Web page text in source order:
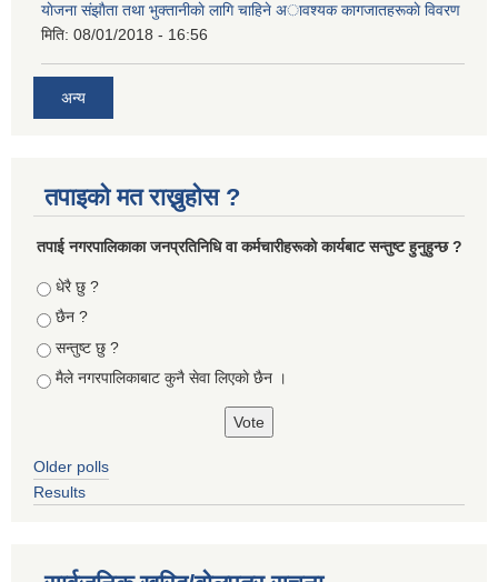
याेजना संझाैता तथा भुक्तानीकाे लागि चाहिने अावश्यक कागजातहरूकाे विवरण
मिति: 08/01/2018 - 16:56
अन्य
तपाइको मत राख्नुहोस ?
तपा‌ई नगरपालिकाका जनप्रतिनिधि वा कर्मचारीहरूकाे कार्यबाट सन्तुष्ट हुनुहुन्छ ?
Choices
धेरै छु ?
छैन ?
सन्तुष्ट छु ?
मैले नगरपालिकाबाट कुनै सेवा लिएकाे छैन ।
Older polls
Results